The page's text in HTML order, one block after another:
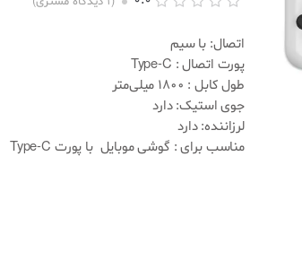
م
ت
ی
ا
ز
د
ه
ی
0
اتصال: با سیم
پورت اتصال : Type-C
طول کابل : 1800 میلی‌متر
جوی استیک: دارد
لرزاننده: دارد
مناسب برای : گوشی موبایل با پورت Type-C